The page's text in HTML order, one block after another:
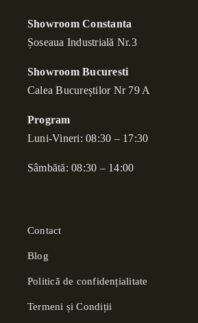
Showroom Constanta
Șoseaua Industrială Nr.3
Showroom Bucuresti
Calea Bucureștilor Nr 79 A
Program
Luni-Vineri: 08:30 – 17:30
Sâmbătă: 08:30 – 14:00
Contact
Blog
Politică de confidențialitate
Termeni și Condiții